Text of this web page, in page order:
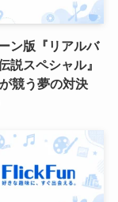
ン版『リアルバ
説スペシャル』
競う夢の対決